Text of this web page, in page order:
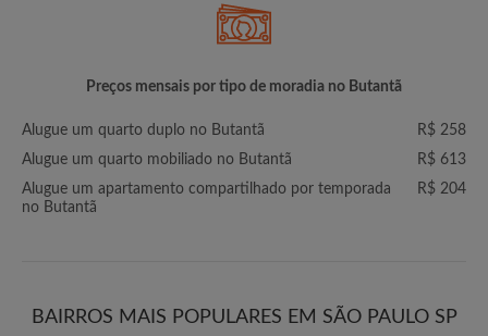
Preços mensais por tipo de moradia no Butantã
Alugue um quarto duplo no Butantã
R$ 258
Alugue um quarto mobiliado no Butantã
R$ 613
Alugue um apartamento compartilhado por temporada
no Butantã
R$ 204
BAIRROS MAIS POPULARES EM SÃO PAULO SP